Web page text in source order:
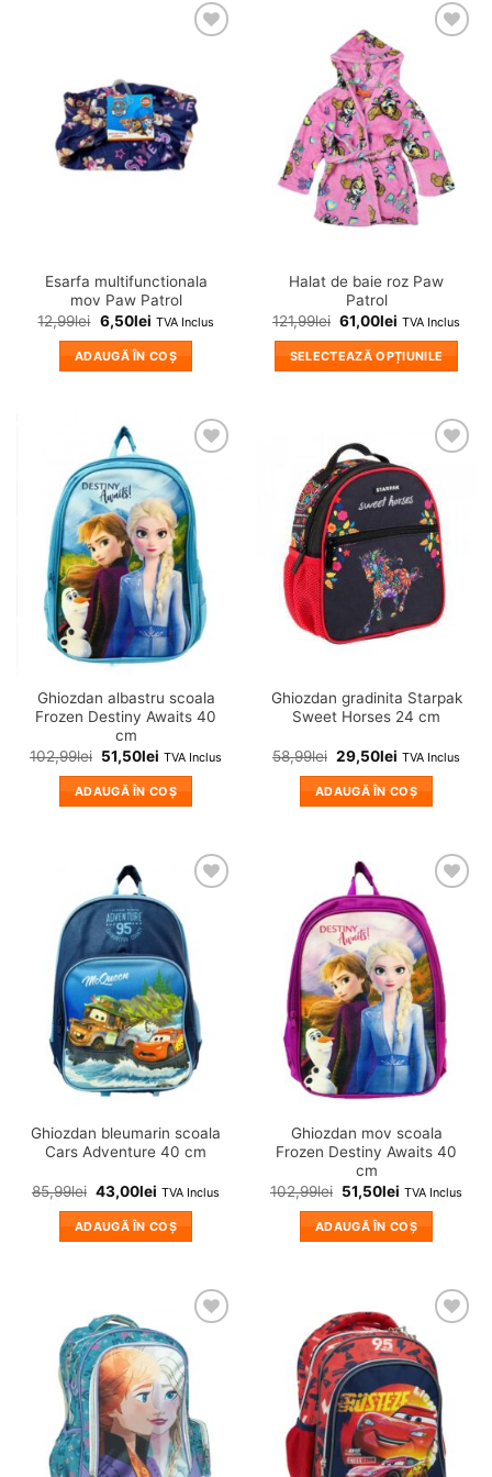
wishlist!
Esarfa multifunctionala
mov Paw Patrol
12,99lei 6,50lei TVA Inclus
ADAUGĂ ÎN COȘ
Halat de baie roz Paw
Patrol
121,99lei 61,00lei TVA Inclus
SELECTEAZĂ OPȚIUNILE
mai
multe
variații.
Opțiunile
pot
fi
alese
în
pagina
Adauga
wishlist!
Ghiozdan albastru scoala
Frozen Destiny Awaits 40
cm
102,99lei 51,50lei TVA Inclus
ADAUGĂ ÎN COȘ
Adauga
in
wishlist!
Ghiozdan gradinita Starpak
Sweet Horses 24 cm
58,99lei 29,50lei TVA Inclus
ADAUGĂ ÎN COȘ
Adauga
wishlist!
Ghiozdan bleumarin scoala
Cars Adventure 40 cm
85,99lei 43,00lei TVA Inclus
ADAUGĂ ÎN COȘ
Adauga
wishlist!
Ghiozdan mov scoala
Frozen Destiny Awaits 40
cm
102,99lei 51,50lei TVA Inclus
ADAUGĂ ÎN COȘ
Adauga
wishlist!
Adauga
in
wishlist!